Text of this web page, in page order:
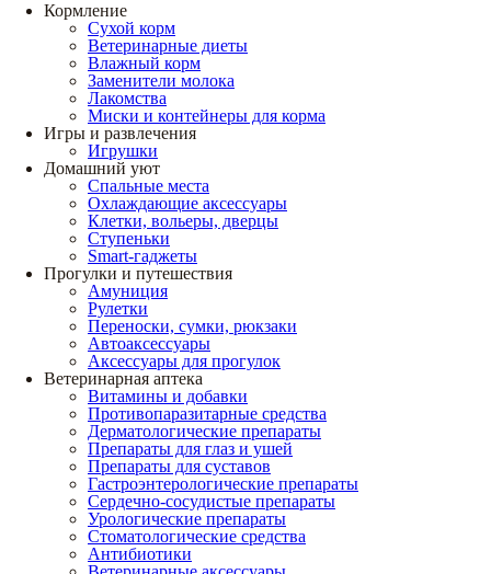
Кормление
Сухой корм
Ветеринарные диеты
Влажный корм
Заменители молока
Лакомства
Миски и контейнеры для корма
Игры и развлечения
Игрушки
Домашний уют
Спальные места
Охлаждающие аксессуары
Клетки, вольеры, дверцы
Ступеньки
Smart-гаджеты
Прогулки и путешествия
Амуниция
Рулетки
Переноски, сумки, рюкзаки
Автоаксессуары
Аксессуары для прогулок
Ветеринарная аптека
Витамины и добавки
Противопаразитарные средства
Дерматологические препараты
Препараты для глаз и ушей
Препараты для суставов
Гастроэнтерологические препараты
Сердечно-сосудистые препараты
Урологические препараты
Стоматологические средства
Антибиотики